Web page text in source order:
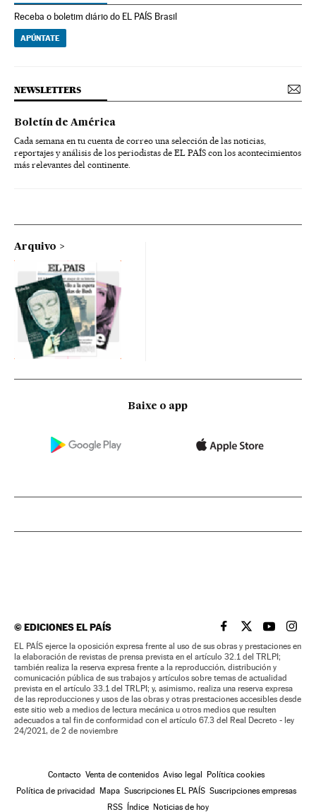
Receba o boletim diário do EL PAÍS Brasil
APÚNTATE
NEWSLETTERS
Boletín de América
Cada semana en tu cuenta de correo una selección de las noticias,
reportajes y análisis de los periodistas de EL PAÍS con los acontecimientos
más relevantes del continente.
Arquivo
Baixe o app
©EDICIONES EL PAÍS EL PAÍS BRASIL EN
EL PAÍSEL PAÍS
EL
EL PAÍS ejerce la oposición expresa frente al uso de sus obras y prestaciones en
la elaboración de revistas de prensa prevista en el artículo 32.1 del TRLPI;
también realiza la reserva expresa frente a la reproducción, distribución y
comunicación pública de sus trabajos y artículos sobre temas de actualidad
prevista en el artículo 33.1 del TRLPI; y, asimismo, realiza una reserva expresa
de las reproducciones y usos de las obras y otras prestaciones accesibles desde
este sitio web a medios de lectura mecánica u otros medios que resulten
adecuados a tal fin de conformidad con el artículo 67.3 del Real Decreto - ley
24/2021, de 2 de noviembre
Contacto Venta de contenidos Aviso legal
Política cookies
Política de privacidad
Mapa Suscripciones EL PAÍS Suscripciones empresas
RSS
Índice Noticias de hoy